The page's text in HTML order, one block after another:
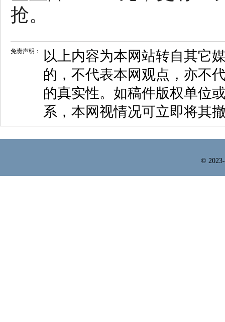
抢。
免责声明：
以上内容为本网站转自其它
的，不代表本网观点，亦不
的真实性。如稿件版权单位
系，本网视情况可立即将其
©